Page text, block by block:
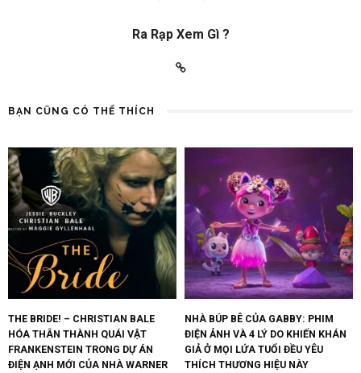
Ra Rạp Xem Gì ?
BẠN CŨNG CÓ THỂ THÍCH
THE BRIDE! – CHRISTIAN BALE
HÓA THÂN THÀNH QUÁI VẬT
FRANKENSTEIN TRONG DỰ ÁN
ĐIỆN ẠNH MỚI CỦA NHÀ WARNER
NHÀ BÚP BÊ CỦA GABBY: PHIM
ĐIỆN ẢNH VÀ 4 LÝ DO KHIẾN KHÁN
GIẢ Ở MỌI LỨA TUỔI ĐỀU YÊU
THÍCH THƯƠNG HIỆU NÀY